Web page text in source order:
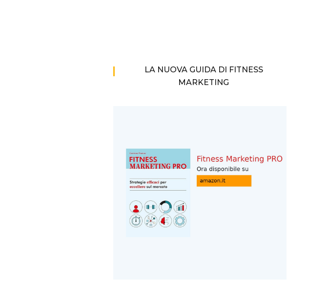
LA NUOVA GUIDA DI FITNESS
MARKETING